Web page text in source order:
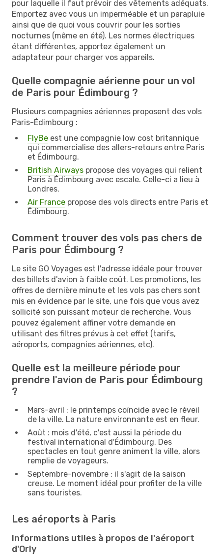
pour laquelle il faut prévoir des vêtements adéquats.
Emportez avec vous un imperméable et un parapluie
ainsi que de quoi vous couvrir pour les sorties
nocturnes (même en été). Les normes électriques
étant différentes, apportez également un
adaptateur pour charger vos appareils.
Quelle compagnie aérienne pour un vol
de Paris pour Édimbourg ?
Plusieurs compagnies aériennes proposent des vols
Paris-Édimbourg :
FlyBe est une compagnie low cost britannique
qui commercialise des allers-retours entre Paris
et Édimbourg.
British Airways propose des voyages qui relient
Paris à Édimbourg avec escale. Celle-ci a lieu à
Londres.
Air France propose des vols directs entre Paris et
Édimbourg.
Comment trouver des vols pas chers de
Paris pour Édimbourg ?
Le site GO Voyages est l'adresse idéale pour trouver
des billets d'avion à faible coût. Les promotions, les
offres de dernière minute et les vols pas chers sont
mis en évidence par le site, une fois que vous avez
sollicité son puissant moteur de recherche. Vous
pouvez également affiner votre demande en
utilisant des filtres prévus à cet effet (tarifs,
aéroports, compagnies aériennes, etc).
Quelle est la meilleure période pour
prendre l'avion de Paris pour Édimbourg
?
Mars-avril : le printemps coïncide avec le réveil
de la ville. La nature environnante est en fleur.
Août : mois d'été, c'est aussi la période du
festival international d'Édimbourg. Des
spectacles en tout genre animent la ville, alors
remplie de voyageurs.
Septembre-novembre : il s'agit de la saison
creuse. Le moment idéal pour profiter de la ville
sans touristes.
Les aéroports à Paris
Informations utiles à propos de l'aéroport
d'Orly